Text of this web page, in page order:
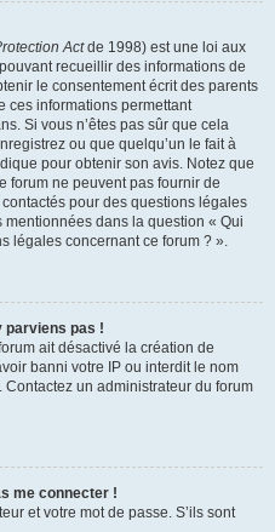
Actde 1998) est une loi aux
recueillir des informations de
le consentement écrit des parents
ces informations permettant
Si vous n’êtes pas sûr que cela
ou que quelqu’un le fait à
pour obtenir son avis. Notez que
forum ne peuvent pas fournir de
pour des questions légales
mentionnées dans la question « Qui
légales concernant ce forum ? ».
parviens pas !
ait désactivé la création de
banni votre IP ou interdit le nom
un administrateur du forum
me connecter !
et votre mot de passe. S’ils sont